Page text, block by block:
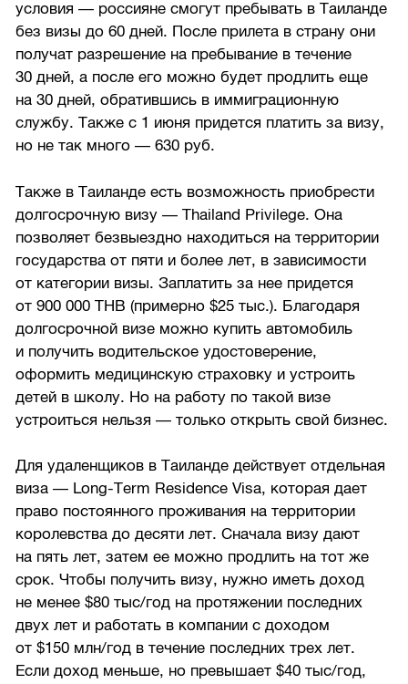
условия — россияне смогут пребывать в Таиланде
без визы до 60 дней. После прилета в страну они
получат разрешение на пребывание в течение
30 дней, а после его можно будет продлить еще
на 30 дней, обратившись в иммиграционную
службу. Также с 1 июня придется платить за визу,
но не так много — 630 руб.
Также в Таиланде есть возможность приобрести
долгосрочную визу — Thailand Privilege. Она
позволяет безвыездно находиться на территории
государства от пяти и более лет, в зависимости
от категории визы. Заплатить за нее придется
от 900 000 THB (примерно $25 тыс.). Благодаря
долгосрочной визе можно купить автомобиль
и получить водительское удостоверение,
оформить медицинскую страховку и устроить
детей в школу. Но на работу по такой визе
устроиться нельзя — только открыть свой бизнес.
Для удаленщиков в Таиланде действует отдельная
виза — Long-Term Residence Visa, которая дает
право постоянного проживания на территории
королевства до десяти лет. Сначала визу дают
на пять лет, затем ее можно продлить на тот же
срок. Чтобы получить визу, нужно иметь доход
не менее $80 тыс/год на протяжении последних
двух лет и работать в компании с доходом
от $150 млн/год в течение последних трех лет.
Если доход меньше, но превышает $40 тыс/год,